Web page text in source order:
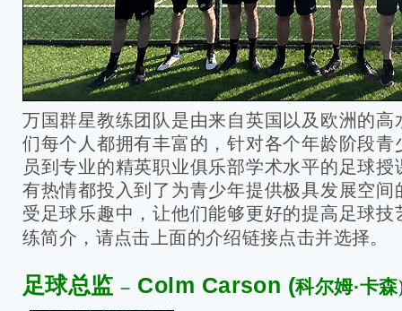
万国群星教练团队是由来自英国以及欧洲的
们每个人都拥有丰富的，针对各个年龄阶段
员到专业的精英职业俱乐部学术水平的足球
有热情都投入到了为青少年提供极具发展空
受足球乐趣中，让他们能够更好的提高足球技
练简介，请点击上面的介绍链接点击并选择。
足球总监– Colm Carson (科尔姆·卡森